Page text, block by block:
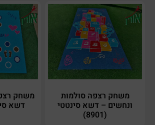
משחק רצפה סולמות
ונחשים – דשא סינטטי
(8901)
משחק
דשא